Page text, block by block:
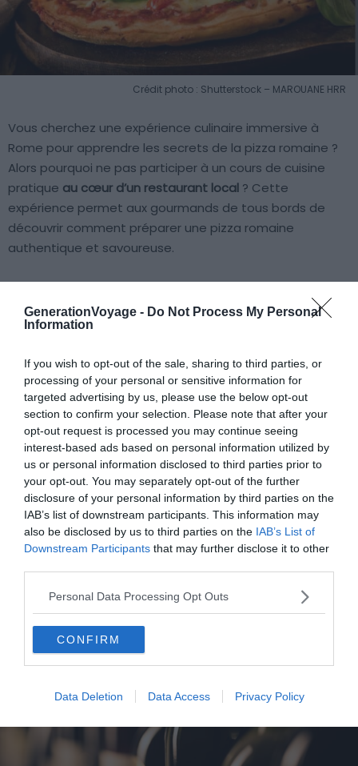
GenerationVoyage - Do Not Process My Personal
Information
If you wish to opt-out of the sale, sharing to third parties, or
processing of your personal or sensitive information for
targeted advertising by us, please use the below opt-out
section to confirm your selection. Please note that after your
opt-out request is processed you may continue seeing
interest-based ads based on personal information utilized by
us or personal information disclosed to third parties prior to
your opt-out. You may separately opt-out of the further
disclosure of your personal information by third parties on the
IAB’s list of downstream participants. This information may
also be disclosed by us to third parties on the IAB’s List of
Downstream Participants that may further disclose it to other
Personal Data Processing Opt Outs
CONFIRM
Data Deletion Data Access Privacy Policy
Crédit photo : Shutterstock – MAROUANE HRR
Vous cherchez une expérience culinaire immersive à
Rome pour apprendre les secrets de la pizza romaine ?
Alors pourquoi ne pas participer à un cours de cuisine
pratique au cœur d’un restaurant local ? Cette
expérience permet aux gourmands de tous bords de
découvrir comment préparer une pizza romaine
authentique et savoureuse.
fameuseMargherita à la mozzarella di bufalaet la
Marinara(une pizza 100% tomate, grand classique de la
de maîtres en la matière ? Notre conseil : aller boire un
coup sur les jolis roof-tops de Romejuste après l’atelier
histoire de finir en beauté.
Dégustez les bons vins italiens